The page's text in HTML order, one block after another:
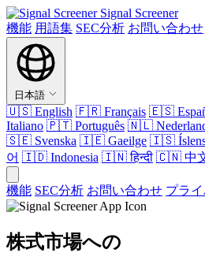
Signal Screener
機能 用語集 SEC分析 お問い合わせ
日本語
🇺🇸 English 🇫🇷 Français 🇪🇸
Italiano 🇵🇹 Português 🇳🇱
🇸🇪 Svenska 🇮🇪 Gaeilge 🇮🇸
어 🇮🇩 Indonesia 🇮🇳हिन्दी 🇨🇳 中
機能 SEC分析 お問い合わせ プラ
株式市場への